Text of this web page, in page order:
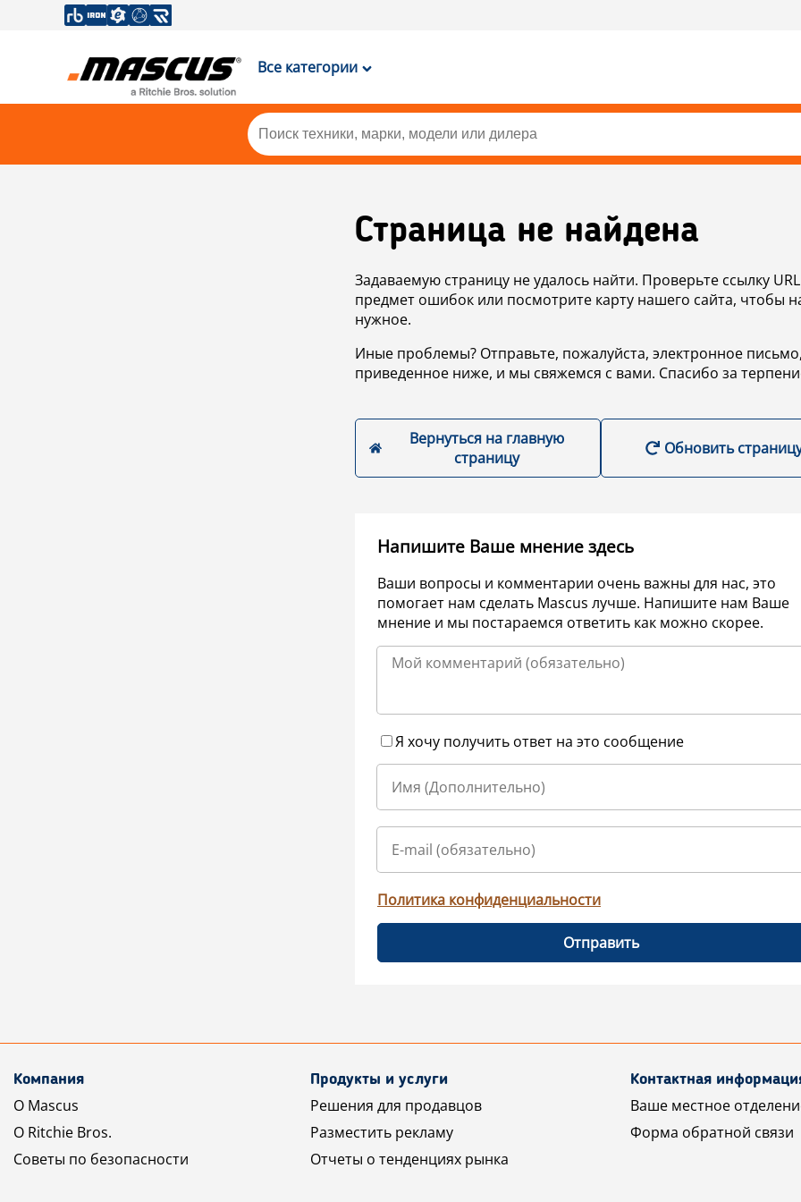
Все категории
Страница не найдена
Задаваемую страницу не удалось найти. Проверьте ссылку
предмет ошибок или посмотрите карту нашего сайта, чтобы
нужное.
Иные проблемы? Отправьте, пожалуйста, электронное
приведенное ниже, и мы свяжемся с вами. Спасибо за
Вернуться на главную
страницу
Обновить
Напишите Ваше мнение здесь
Ваши вопросы и комментарии очень важны для нас, это
помогает нам сделать Mascus лучше. Напишите нам Ваше
мнение и мы постараемся ответить как можно скорее.
Я хочу получить ответ на это сообщение
Политика конфиденциальности
Отправить
Компания
О Mascus
О Ritchie Bros.
Советы по безопасности
Продукты и услуги
Решения для продавцов
Разместить рекламу
Отчеты о тенденциях рынка
Контактная
Ваше местное
Форма обратной связи